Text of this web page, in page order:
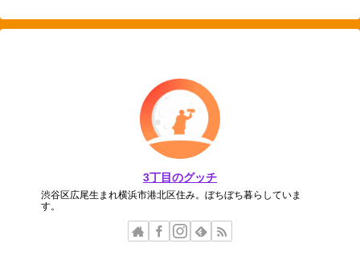
3丁目のグッチ
渋谷区広尾生まれ横浜市港北区住み。ぼちぼち暮らしていま
す。